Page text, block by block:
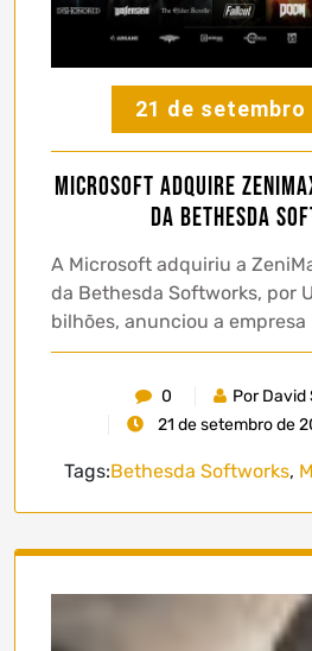
21 de setembro
Microsoft adquire
da Bethesda
A Microsoft adquiriu a
da Bethesda Softworks, por
bilhões, anunciou a empresa
0
Por David
21 de setembro de
Tags:Bethesda Softworks,